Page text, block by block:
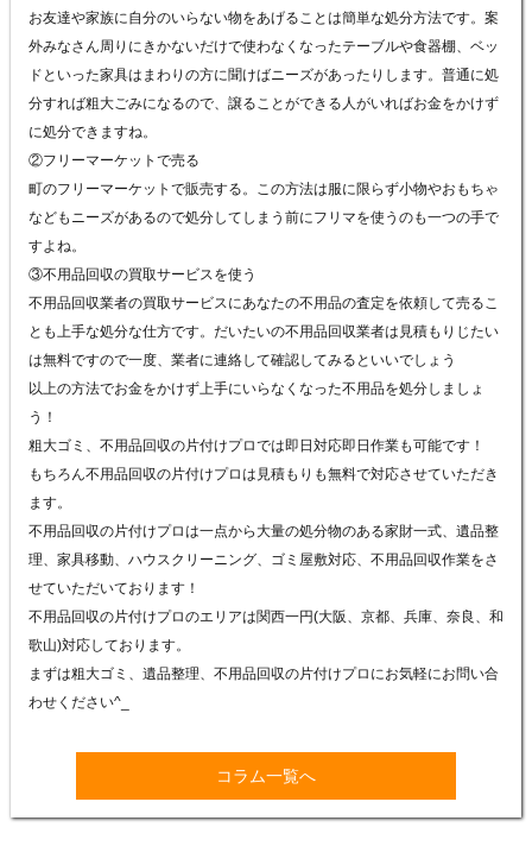
お友達や家族に自分のいらない物をあげることは簡単な処分方法です。案
外みなさん周りにきかないだけで使わなくなったテーブルや食器棚、ベッ
ドといった家具はまわりの方に聞けばニーズがあったりします。普通に処
分すれば粗大ごみになるので、譲ることができる人がいればお金をかけず
に処分できますね。
②フリーマーケットで売る
町のフリーマーケットで販売する。この方法は服に限らず小物やおもちゃ
などもニーズがあるので処分してしまう前にフリマを使うのも一つの手で
すよね。
③不用品回収の買取サービスを使う
不用品回収業者の買取サービスにあなたの不用品の査定を依頼して売るこ
とも上手な処分な仕方です。だいたいの不用品回収業者は見積もりじたい
は無料ですので一度、業者に連絡して確認してみるといいでしょう
以上の方法でお金をかけず上手にいらなくなった不用品を処分しましょ
う！
粗大ゴミ、不用品回収の片付けプロでは即日対応即日作業も可能です！
もちろん不用品回収の片付けプロは見積もりも無料で対応させていただき
ます。
不用品回収の片付けプロは一点から大量の処分物のある家財一式、遺品整
理、家具移動、ハウスクリーニング、ゴミ屋敷対応、不用品回収作業をさ
せていただいております！
不用品回収の片付けプロのエリアは関西一円(大阪、京都、兵庫、奈良、和
歌山)対応しております。
まずは粗大ゴミ、遺品整理、不用品回収の片付けプロにお気軽にお問い合
わせください^_
コラム一覧へ